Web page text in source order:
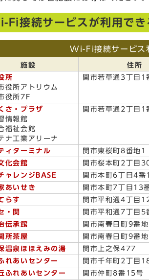
Fi接続サービスが利用でき
Wi-Fi接続サービス
施設 住所
所
役所アトリウム
役所7F
関市若草通3丁目1
さ・プラザ
情報館
福祉会館
ナ工業アリーナ
関市若草通2丁目1
ィターミナル 関市東桜町8番地1
化会館
関市桜本町2丁目
ャレンジBASE
関市本町6丁目4番1
あいせき
関市本町7丁目13
らす
関市平和通4丁目
・関
関市平和通7丁目5
伝承館
関市南春日町9番地
所茶屋
関市南春日町9番地
温泉ほほえみの湯
関市上之保477
れあいセンター
関市千年町2丁目
ふれあいセンター
関市仲町8番15号